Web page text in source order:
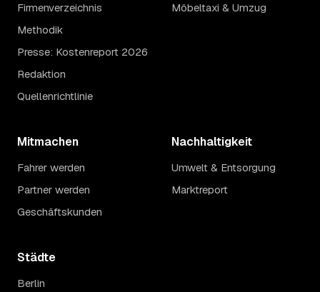
Firmenverzeichnis
Methodik
Presse: Kostenreport 2026
Redaktion
Quellenrichtlinie
Möbeltaxi & Umzug
Mitmachen
Fahrer werden
Partner werden
Geschäftskunden
Nachhaltigkeit
Umwelt & Entsorgung
Marktreport
Städte
Berlin